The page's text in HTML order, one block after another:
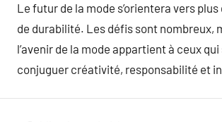
Le futur de la mode s’orientera vers
de durabilité. Les défis sont nombreux,
l’avenir de la mode appartient à ceux
conjuguer créativité, responsabilité et